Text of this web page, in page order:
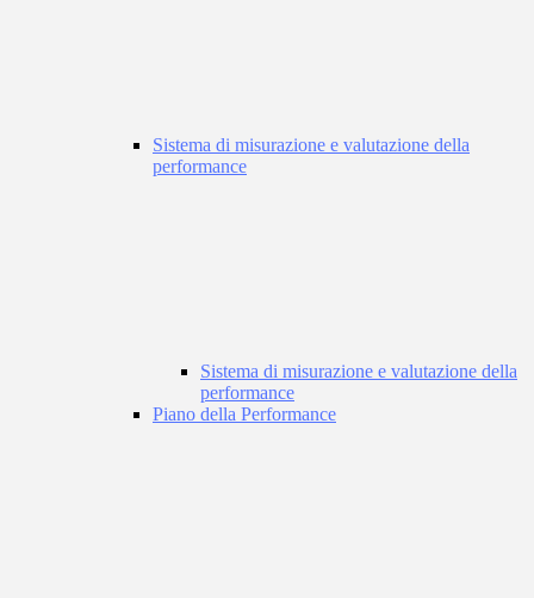
Sistema di misurazione e valutazione della
performance
Sistema di misurazione e valutazione della
performance
Piano della Performance